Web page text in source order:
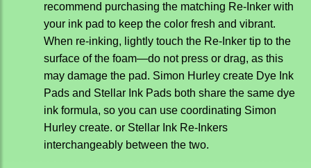
recommend purchasing the matching Re-Inker with
your ink pad to keep the color fresh and vibrant.
When re-inking, lightly touch the Re-Inker tip to the
surface of the foam—do not press or drag, as this
may damage the pad. Simon Hurley create Dye Ink
Pads and Stellar Ink Pads both share the same dye
ink formula, so you can use coordinating Simon
Hurley create. or Stellar Ink Re-Inkers
interchangeably between the two.